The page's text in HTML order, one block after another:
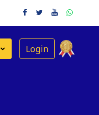
Login